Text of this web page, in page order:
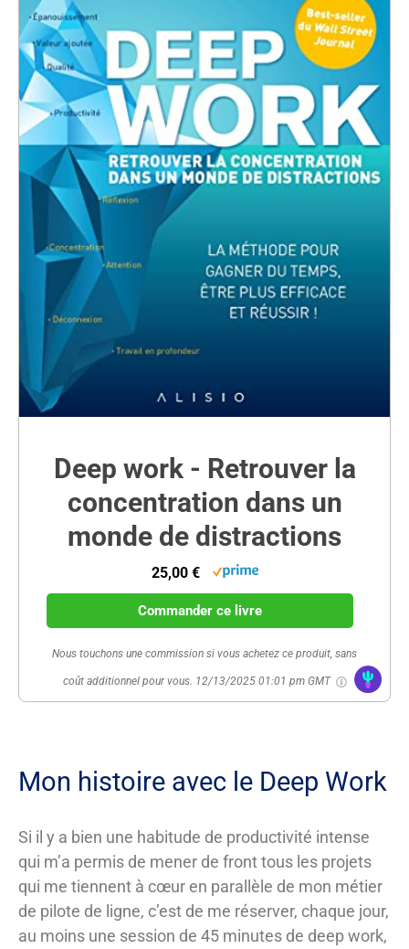
Deep work - Retrouver la
concentration dans un
monde de distractions
25,00 €
Commander ce livre
Nous touchons une commission si vous achetez ce produit, sans
coût additionnel pour vous. 12/13/2025 01:01 pm GMT
Mon histoire avec le Deep Work
Si il y a bien une habitude de productivité intense
qui m’a permis de mener de front tous les projets
qui me tiennent à cœur en parallèle de mon métier
de pilote de ligne, c’est de me réserver, chaque jour,
au moins une session de 45 minutes de deep work,